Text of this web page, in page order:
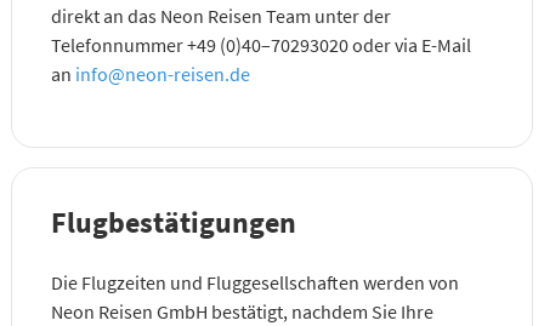
direkt an das Neon Reisen Team unter der
Telefonnummer +49 (0)40–70293020 oder via E-Mail
an info@neon-reisen.de
Flugbestätigungen
Die Flugzeiten und Fluggesellschaften werden von
Neon Reisen GmbH bestätigt, nachdem Sie Ihre